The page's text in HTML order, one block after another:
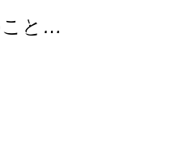
と…